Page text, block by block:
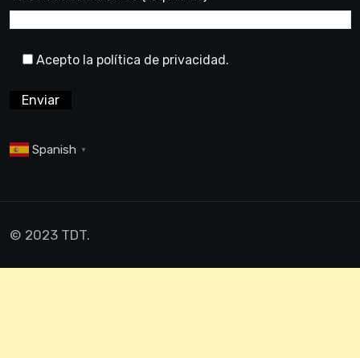
Acepto la política de privacidad.
Spanish ▼
© 2023 TDT.